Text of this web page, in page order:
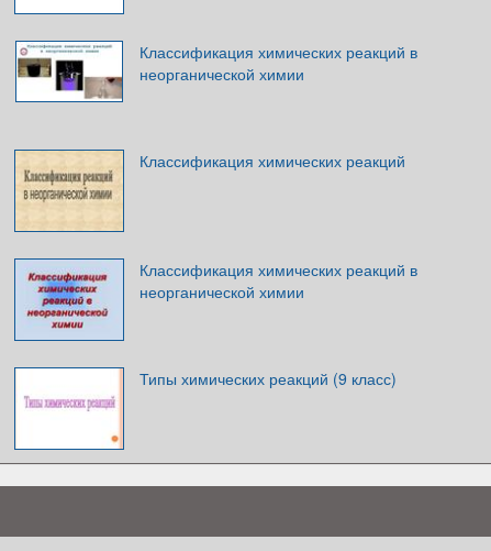
Классификация химических реакций в
неорганической химии
Классификация химических реакций
Классификация химических реакций в
неорганической химии
Типы химических реакций (9 класс)